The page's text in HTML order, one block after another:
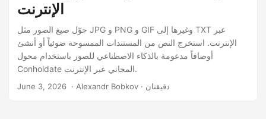
الإنترنت
حوّل صيغ الصور مثل JPG و PNG و GIF وغيرها إلى TXT عبر
الإنترنت. استخرج النص من المستندات الممسوحة ضوئياً أو أنشئ
أوصافاً مدعومة بالذكاء الاصطناعي للصور باستخدام محول
Conholdate المجاني عبر الإنترنت.
June 3, 2026 ‎ · Alexandr Bobkov · دقيقتان